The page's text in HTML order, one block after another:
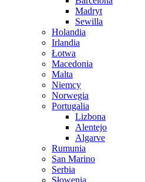
Madryt
Sewilla
Holandia
Irlandia
Łotwa
Macedonia
Malta
Niemcy
Norwegia
Portugalia
Lizbona
Alentejo
Algarve
Rumunia
San Marino
Serbia
Słowenia